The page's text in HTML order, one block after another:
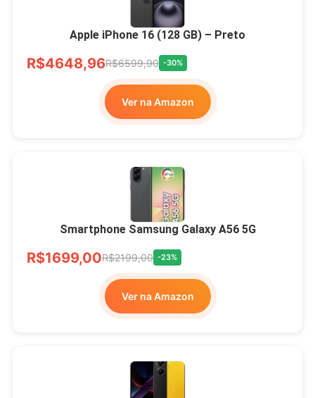
Apple iPhone 16 (128 GB) – Preto
R$4648,96R$6599,90 -30%
Ver na Amazon
Smartphone Samsung Galaxy A56 5G
R$1699,00R$2199,00 -23%
Ver na Amazon